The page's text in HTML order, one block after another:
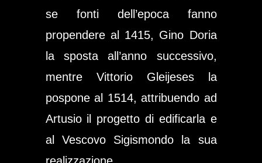
se fonti dell’epoca fanno
propendere al 1415, Gino Doria
la sposta all’anno successivo,
mentre Vittorio Gleijeses la
pospone al 1514, attribuendo ad
Artusio il progetto di edificarla e
al Vescovo Sigismondo la sua